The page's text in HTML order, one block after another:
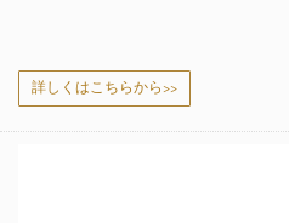
詳しくはこちらから>>